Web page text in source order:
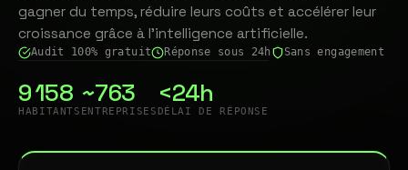
gagner du temps, réduire leurs coûts et accélérer leur
croissance grâce à l'intelligence artificielle.
Audit 100% gratuit Réponse sous 24h Sans engagement
9 158
HABITANTS
~763
ENTREPRISES
<24h
DÉLAI DE RÉPONSE